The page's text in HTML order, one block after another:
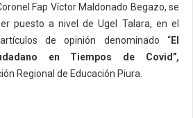
Fap Víctor Maldonado Begazo, se
puesto a nivel de Ugel Talara, en el
de opinión denominado “El
en Tiempos de Covid”,
Regional de Educación Piura.